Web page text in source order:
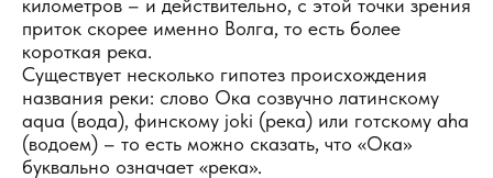
приток скорее именно Волга, то есть более
короткая река.
Существует несколько гипотез происхождения
названия реки: слово Ока созвучно латинскому
aqua (вода), финскому joki (река) или готскому aha
(водоем) – то есть можно сказать, что «Ока»
буквально означает «река».